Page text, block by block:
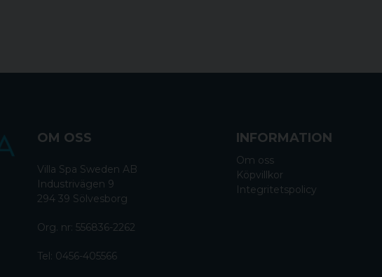
OM OSS
Villa Spa Sweden AB
Industrivägen 9
294 39 Sölvesborg
Org. nr: 556836-2262
Tel: 0456-405566
INFORMATION
Om oss
Köpvillkor
Integritetspolicy